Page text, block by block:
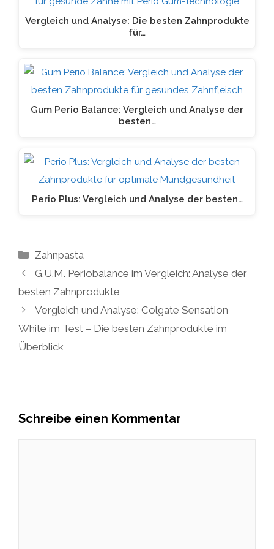
Vergleich und Analyse: Die besten Zahnprodukte
für…
Gum Perio Balance: Vergleich und Analyse der
besten…
Perio Plus: Vergleich und Analyse der besten…
Kategorien
Zahnpasta
G.U.M. Periobalance im Vergleich: Analyse der
besten Zahnprodukte
Vergleich und Analyse: Colgate Sensation
White im Test – Die besten Zahnprodukte im
Überblick
Schreibe einen Kommentar